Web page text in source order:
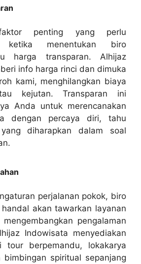
penting yang perlu
ketika menentukan biro
harga transparan. Alhijaz
info harga rinci dan dimuka
kami, menghilangkan biaya
kejutan. Transparan ini
Anda untuk merencanakan
dengan percaya diri, tahu
diharapkan dalam soal
perjalanan pokok, biro
akan tawarkan layanan
pengalaman
Indowisata menyediakan
tour berpemandu, lokakarya
bimbingan spiritual sepanjang